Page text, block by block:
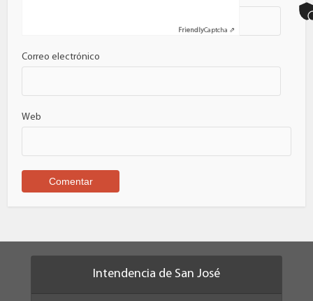
Correo electrónico
Web
FriendlyCaptcha ⇗
Intendencia de San José